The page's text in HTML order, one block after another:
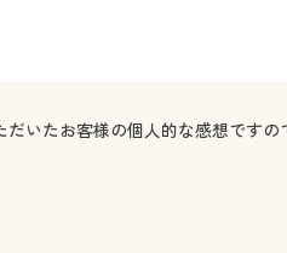
いたお客様の個人的な感想ですの